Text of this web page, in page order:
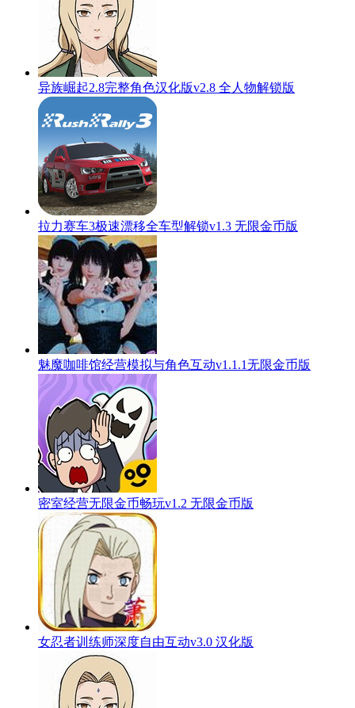
异族崛起2.8完整角色汉化版v2.8 全人物解锁版
拉力赛车3极速漂移全车型解锁v1.3 无限金币版
魅魔咖啡馆经营模拟与角色互动v1.1.1无限金币版
密室经营无限金币畅玩v1.2 无限金币版
女忍者训练师深度自由互动v3.0 汉化版